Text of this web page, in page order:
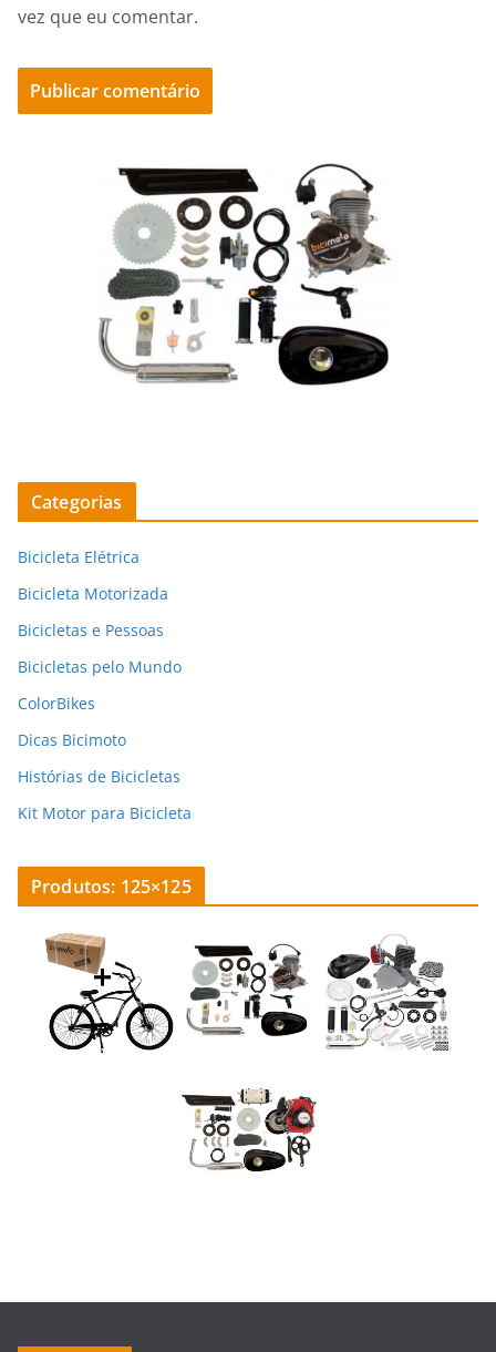
vez que eu comentar.
Categorias
Bicicleta Elétrica
Bicicleta Motorizada
Bicicletas e Pessoas
Bicicletas pelo Mundo
ColorBikes
Dicas Bicimoto
Histórias de Bicicletas
Kit Motor para Bicicleta
Produtos: 125×125